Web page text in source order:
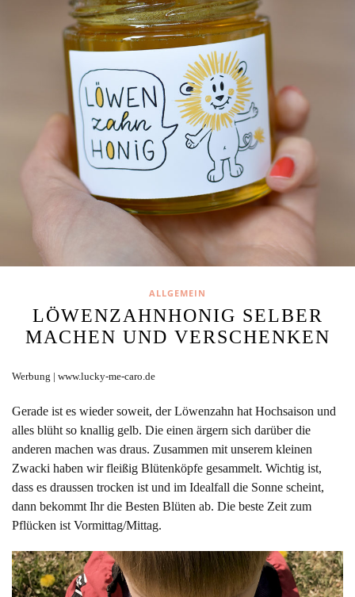
ALLGEMEIN
LÖWENZAHNHONIG SELBER
MACHEN UND VERSCHENKEN
Werbung | www.lucky-me-caro.de
Gerade ist es wieder soweit, der Löwenzahn hat Hochsaison und
alles blüht so knallig gelb. Die einen ärgern sich darüber die
anderen machen was draus. Zusammen mit unserem kleinen
Zwacki haben wir fleißig Blütenköpfe gesammelt. Wichtig ist,
dass es draussen trocken ist und im Idealfall die Sonne scheint,
dann bekommt Ihr die Besten Blüten ab. Die beste Zeit zum
Pflücken ist Vormittag/Mittag.